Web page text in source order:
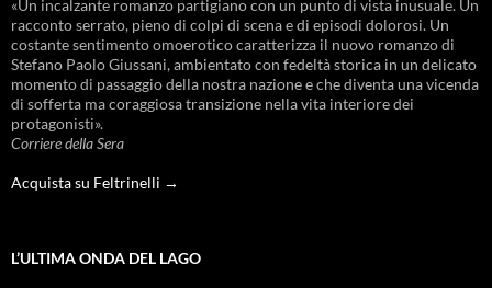
«Un incalzante romanzo partigiano con un punto di vista inusuale. Un
racconto serrato, pieno di colpi di scena e di episodi dolorosi. Un
costante sentimento omoerotico caratterizza il nuovo romanzo di
Stefano Paolo Giussani, ambientato con fedeltà storica in un delicato
momento di passaggio della nostra nazione e che diventa una vicenda
di sofferta ma coraggiosa transizione nella vita interiore dei
protagonisti».
Corriere della Sera
Acquista su Feltrinelli →
L’ULTIMA ONDA DEL LAGO